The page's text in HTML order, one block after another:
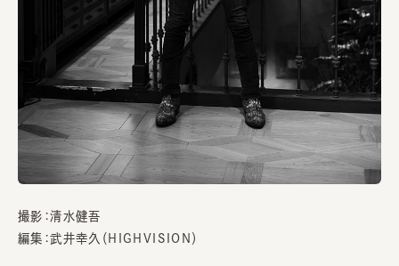
撮影：清水健吾
編集：武井幸久（HIGHVISION）